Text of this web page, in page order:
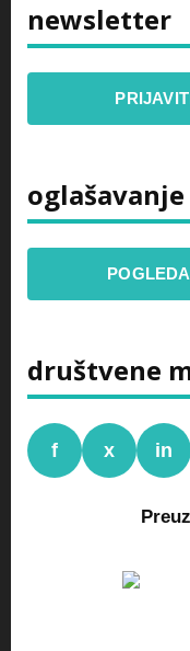
newsletter
oglašavanje
društvene
f x in